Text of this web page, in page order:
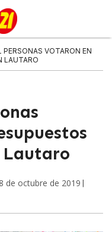
PERSONAS VOTARON EN
LAUTARO
de octubre de 2019